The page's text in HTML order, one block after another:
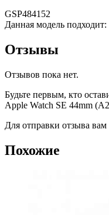
GSP484152
Данная модель
Отзывы
Отзывов пока нет.
Будьте первым, кто
Apple Watch SE 44mm
Для отправки отзыва
Похожие